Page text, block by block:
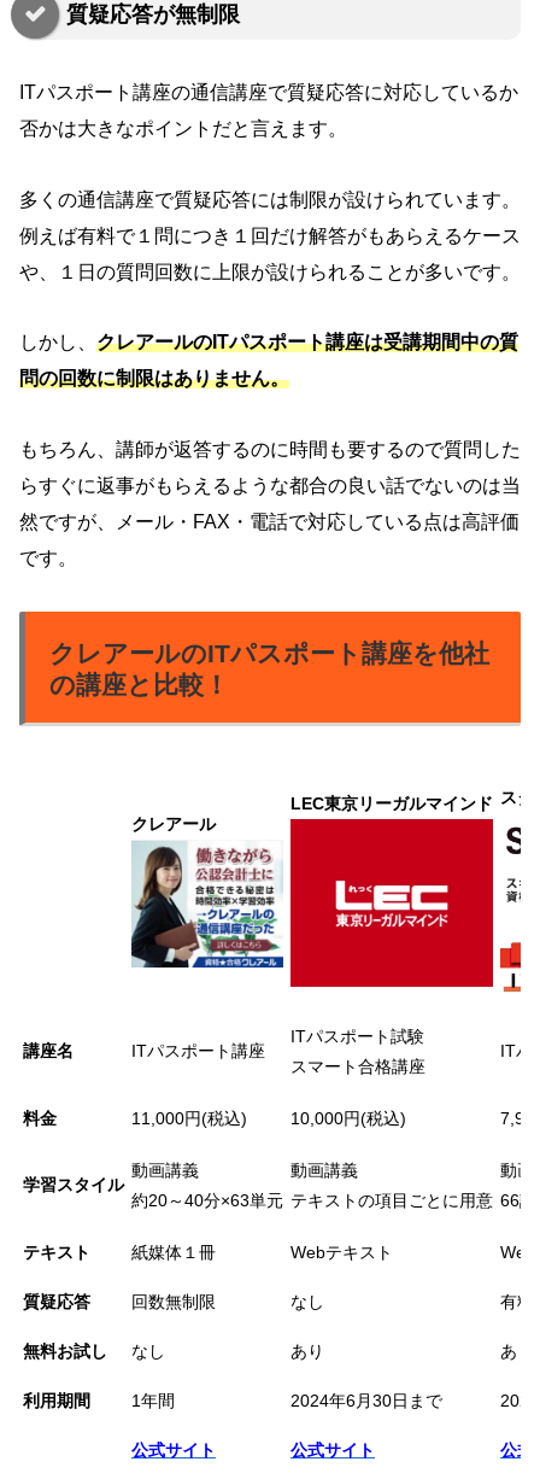
質疑応答が無制限
ITパスポート講座の通信講座で質疑応答に対応しているか
否かは大きなポイントだと言えます。
多くの通信講座で質疑応答には制限が設けられています。
例えば有料で１問につき１回だけ解答がもあらえるケース
や、１日の質問回数に上限が設けられることが多いです。
しかし、 クレアールのITパスポート講座は受講期間中の質
問の回数に制限はありません。
もちろん、講師が返答するのに時間も要するので質問した
らすぐに返事がもらえるような都合の良い話でないのは当
然ですが、メール・FAX・電話で対応している点は高評価
です。
クレアールのITパスポート講座を他社
の講座と比較！
クレアール
LEC東京リーガルマインド スタ
講座名 ITパスポート講座
ITパスポート試験
スマート合格講座
ITパ
料金 11,000円(税込) 10,000円(税込)
学習スタイル
動画講義
約20～40分×63単元
動画講義
テキストの項目ごとに用意
動画
66
テキスト 紙媒体１冊 Webテキスト Web
質疑応答 回数無制限 なし 有料
無料お試し なし あり あり
利用期間 1年間 2024年6月30日まで
公式サイト 公式サイト 公式